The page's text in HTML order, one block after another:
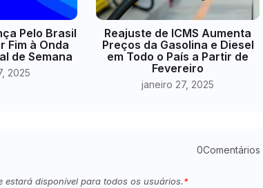
Pelo Brasil
Fim à Onda
de Semana
2025
Reajuste de ICMS Aumenta
Preços da Gasolina e Diesel
em Todo o País a Partir de
Fevereiro
janeiro 27, 2025
0Comentários
estará disponível para todos os usuários.